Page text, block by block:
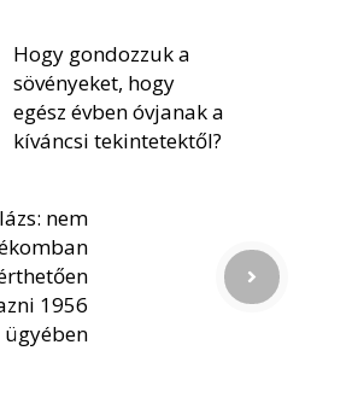
Hogy gondozzuk a
sövényeket, hogy
egész évben óvjanak a
kíváncsi tekintetektől?
nem
1956
ügyében